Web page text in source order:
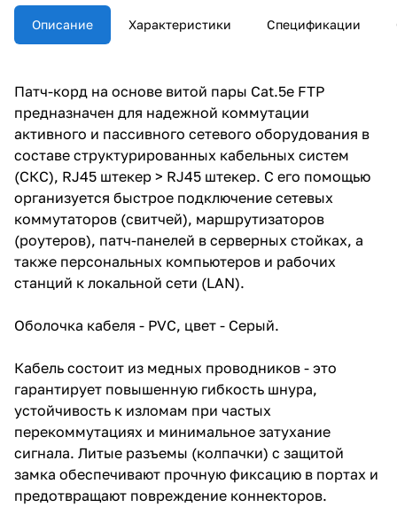
Описание Характеристики Спецификации
Патч-корд на основе витой пары Cat.5e FTP
предназначен для надежной коммутации
активного и пассивного сетевого оборудования в
составе структурированных кабельных систем
(СКС), RJ45 штекер > RJ45 штекер. С его помощью
организуется быстрое подключение сетевых
коммутаторов (свитчей), маршрутизаторов
(роутеров), патч-панелей в серверных стойках, а
также персональных компьютеров и рабочих
станций к локальной сети (LAN).
Оболочка кабеля - PVC, цвет - Серый.
Кабель состоит из медных проводников - это
гарантирует повышенную гибкость шнура,
устойчивость к изломам при частых
перекоммутациях и минимальное затухание
сигнала. Литые разъемы (колпачки) с защитой
замка обеспечивают прочную фиксацию в портах и
предотвращают повреждение коннекторов.